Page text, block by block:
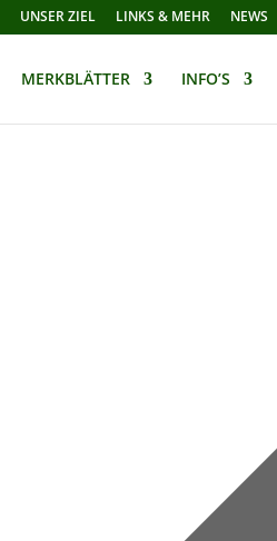
UNSER ZIEL LINKS & MEHR NEWS
MERKBLÄTTER INFO’S